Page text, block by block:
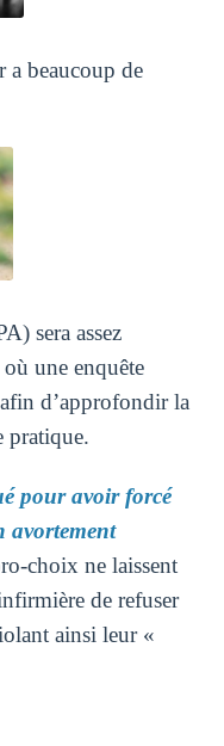
beaucoup de
sera assez
une enquête
d’approfondir la
pratique.
pour avoir forcé
avortement
choix ne laissent
de refuser
ainsi leur «